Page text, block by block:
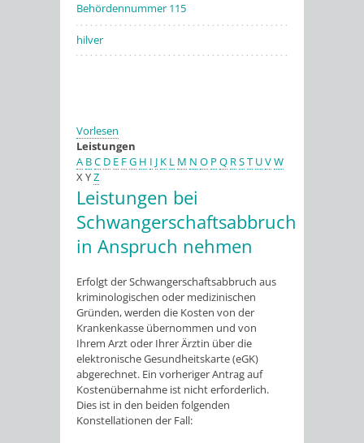
Behördennummer 115
hilver
Vorlesen
Leistungen
A BC D E FG H I J K L M N O P Q RST UVW
XYZ
Leistungen bei
Schwangerschaftsabbruch
in Anspruch nehmen
Erfolgt der Schwangerschaftsabbruch aus
kriminologischen oder medizinischen
Gründen, werden die Kosten von der
Krankenkasse übernommen und von
Ihrem Arzt oder Ihrer Ärztin über die
elektronische Gesundheitskarte (eGK)
abgerechnet. Ein vorheriger Antrag auf
Kostenübernahme ist nicht erforderlich.
Dies ist in den beiden folgenden
Konstellationen der Fall: